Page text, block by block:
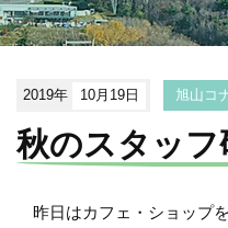
2019年 10月19日 旭山コ
秋のスタッ
昨日はカフェ・ショップ